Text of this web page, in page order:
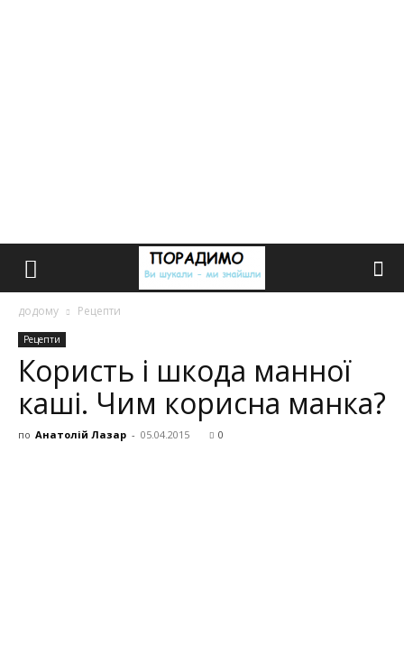
додому Рецепти
Рецепти
Користь і шкода манної
каші. Чим корисна манка?
по Анатолій Лазар - 05.04.2015 0